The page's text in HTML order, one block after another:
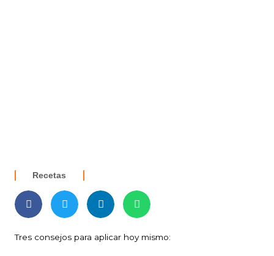
Recetas
Tres consejos para aplicar hoy mismo: